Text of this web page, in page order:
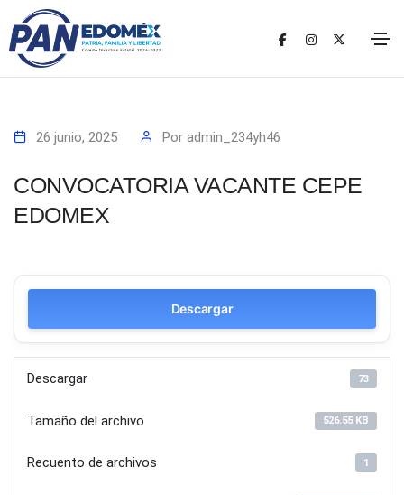
26 junio, 2025 Por admin_234yh46
CONVOCATORIA VACANTE CEPE
EDOMEX
Descargar
Descargar 73
Tamaño del archivo 526.55 KB
Recuento de archivos 1